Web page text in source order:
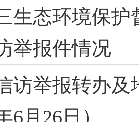
生态环境保
举报件情况
访举报转办
6月26日）